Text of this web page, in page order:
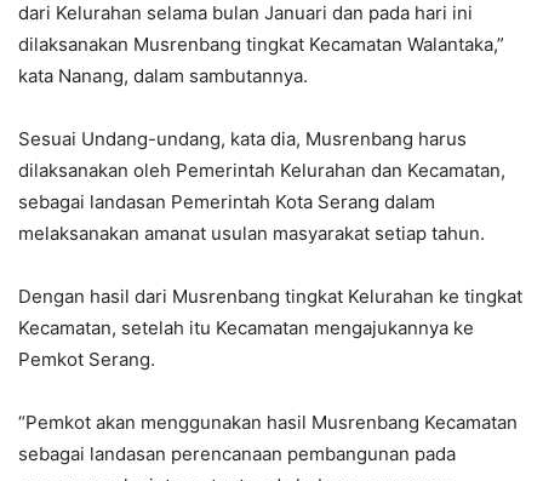
dari Kelurahan selama bulan Januari dan pada hari ini
dilaksanakan Musrenbang tingkat Kecamatan Walantaka,”
kata Nanang, dalam sambutannya.
Sesuai Undang-undang, kata dia, Musrenbang harus
dilaksanakan oleh Pemerintah Kelurahan dan Kecamatan,
sebagai landasan Pemerintah Kota Serang dalam
melaksanakan amanat usulan masyarakat setiap tahun.
Dengan hasil dari Musrenbang tingkat Kelurahan ke tingkat
Kecamatan, setelah itu Kecamatan mengajukannya ke
Pemkot Serang.
“Pemkot akan menggunakan hasil Musrenbang Kecamatan
sebagai landasan perencanaan pembangunan pada